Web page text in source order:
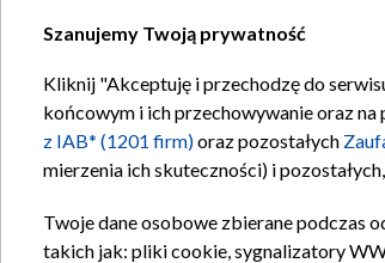
Szanujemy Twoją prywatność
Kliknij "Akceptuję i przechodzę do
końcowym i ich przechowywanie oraz na
z IAB* (1201 firm)oraz pozostałych
mierzenia ich skuteczności) i
Twoje dane osobowe zbierane podczas
takich jak: pliki cookie, sygnalizatory